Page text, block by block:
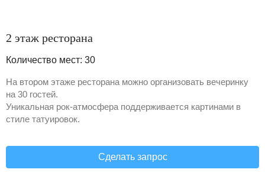
2 этаж ресторана
Количество мест: 30
На втором этаже ресторана можно организовать вечеринку
на 30 гостей.
Уникальная рок-атмосфера поддерживается картинами в
стиле татуировок.
Сделать запрос